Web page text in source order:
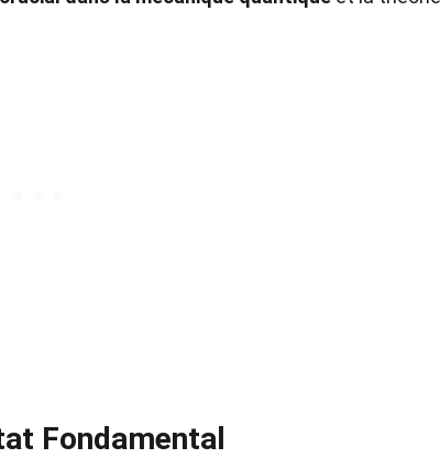
Fondamental